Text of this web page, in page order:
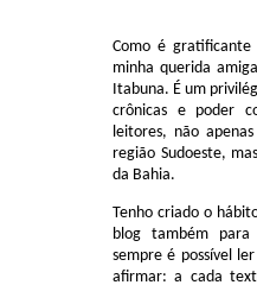
Como é
minha querida
Itabuna. É um
crônicas e poder
leitores, não
região Sudoeste,
da Bahia.
Tenho criado o
blog também
sempre é possível
afirmar: a cada